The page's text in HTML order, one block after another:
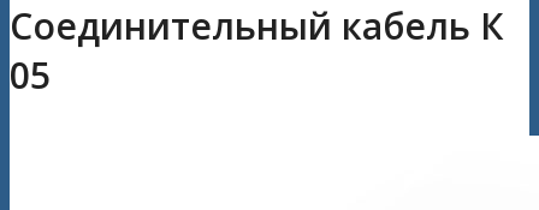
Соединительный кабель К
05